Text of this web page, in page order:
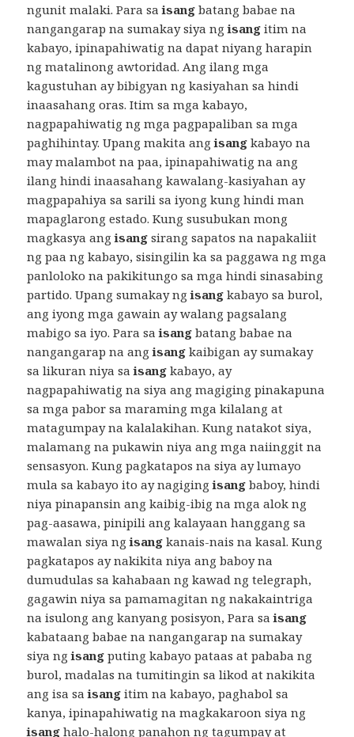
ngunit malaki. Para saisang batang babae na
nangangarap na sumakay siya ngisang itim na
kabayo, ipinapahiwatig na dapat niyang harapin
ng matalinong awtoridad. Ang ilang mga
kagustuhan ay bibigyan ng kasiyahan sa hindi
inaasahang oras. Itim sa mga kabayo,
nagpapahiwatig ng mga pagpapaliban sa mga
paghihintay. Upang makita angisang kabayo na
may malambot na paa, ipinapahiwatig na ang
ilang hindi inaasahang kawalang-kasiyahan ay
magpapahiya sa sarili sa iyong kung hindi man
mapaglarong estado. Kung susubukan mong
magkasya angisang sirang sapatos na napakaliit
ng paa ng kabayo, sisingilin ka sa paggawa ng mga
panloloko na pakikitungo sa mga hindi sinasabing
partido. Upang sumakay ngisang kabayo sa burol,
ang iyong mga gawain ay walang pagsalang
mabigo sa iyo. Para saisang batang babae na
nangangarap na angisang kaibigan ay sumakay
sa likuran niya saisang kabayo, ay
nagpapahiwatig na siya ang magiging pinakapuna
sa mga pabor sa maraming mga kilalang at
matagumpay na kalalakihan. Kung natakot siya,
malamang na pukawin niya ang mga naiinggit na
sensasyon. Kung pagkatapos na siya ay lumayo
mula sa kabayo ito ay nagigingisang baboy, hindi
niya pinapansin ang kaibig-ibig na mga alok ng
pag-aasawa, pinipili ang kalayaan hanggang sa
mawalan siya ngisang kanais-nais na kasal. Kung
pagkatapos ay nakikita niya ang baboy na
dumudulas sa kahabaan ng kawad ng telegraph,
gagawin niya sa pamamagitan ng nakakaintriga
na isulong ang kanyang posisyon, Para saisang
kabataang babae na nangangarap na sumakay
siya ngisang puting kabayo pataas at pababa ng
burol, madalas na tumitingin sa likod at nakikita
ang isa saisang itim na kabayo, paghabol sa
kanya, ipinapahiwatig na magkakaroon siya ng
isang halo-halong panahon ng tagumpay at